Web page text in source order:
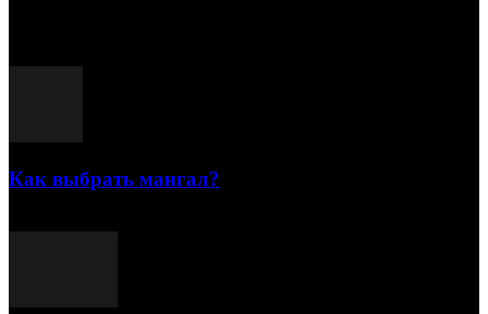
Как выбрать мангал?